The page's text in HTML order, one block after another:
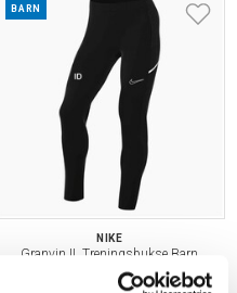
BARN
NIKE
Granvin IL Treningsbukse Barn
Sort